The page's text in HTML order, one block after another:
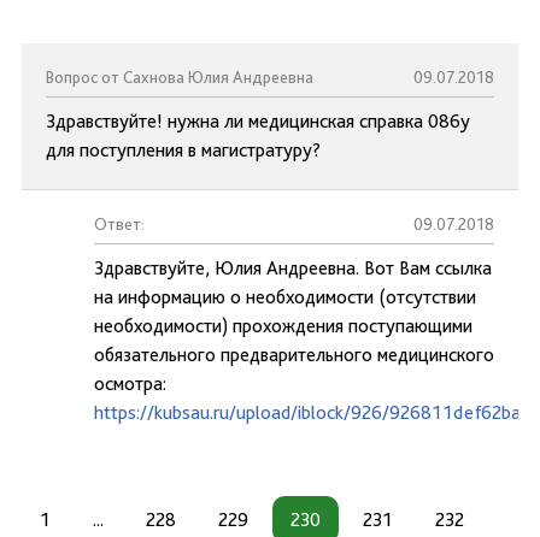
Вопрос от Сахнова Юлия Андреевна 09.07.2018
Здравствуйте! нужна ли медицинская справка 086у
для поступления в магистратуру?
Ответ: 09.07.2018
Здравствуйте, Юлия Андреевна. Вот Вам ссылка
на информацию о необходимости (отсутствии
необходимости) прохождения поступающими
обязательного предварительного медицинского
осмотра:
https://kubsau.ru/upload/iblock/926/
1 ... 228 229 230 231 232